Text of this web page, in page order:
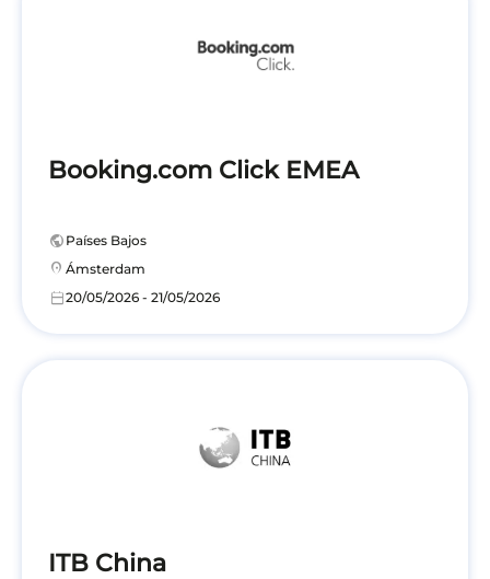
Booking.com Click EMEA
public Países Bajos
location_on Ámsterdam
calendar_today20/05/2026 - 21/05/2026
ITB China